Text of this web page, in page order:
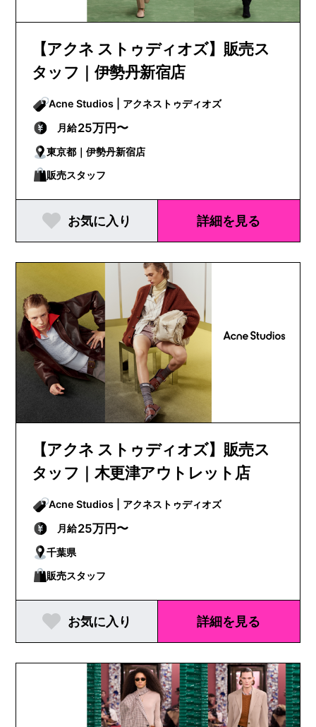
【アクネ ストゥディオズ】販売ス
タッフ｜伊勢丹新宿店
Acne Studios | アクネストゥディオズ
月給25万円〜
東京都｜伊勢丹新宿店
販売スタッフ
お気に入り 詳細を見る
【アクネ ストゥディオズ】販売ス
タッフ｜木更津アウトレット店
Acne Studios | アクネストゥディオズ
月給25万円〜
千葉県
販売スタッフ
お気に入り 詳細を見る